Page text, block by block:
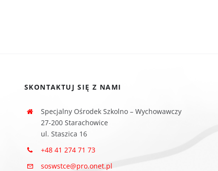
SKONTAKTUJ SIĘ Z NAMI
Specjalny Ośrodek Szkolno – Wychowawczy
27-200 Starachowice
ul. Staszica 16
+48 41 274 71 73
soswstce@pro.onet.pl